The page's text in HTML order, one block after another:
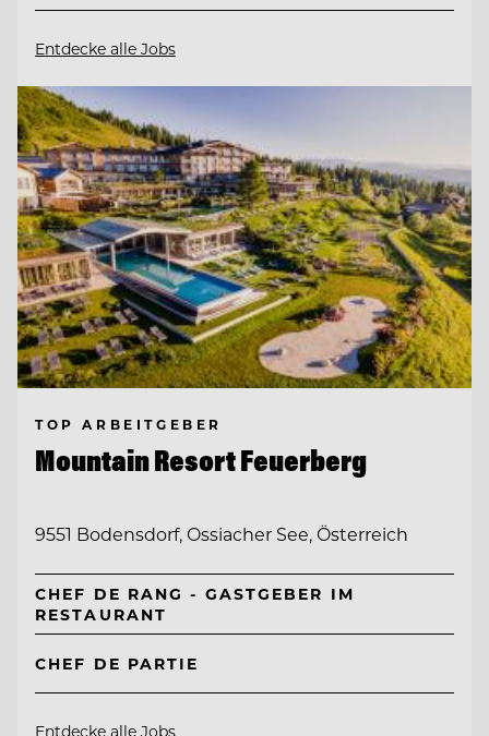
Entdecke alle Jobs
TOP ARBEITGEBER
Mountain Resort Feuerberg
9551 Bodensdorf, Ossiacher See, Österreich
CHEF DE RANG - GASTGEBER IM
RESTAURANT
CHEF DE PARTIE
Entdecke alle Jobs